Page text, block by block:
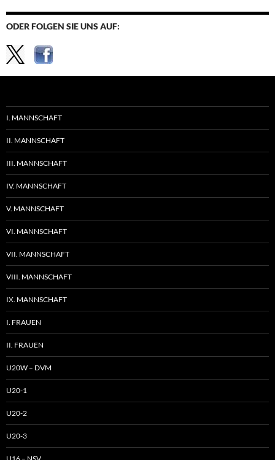
ODER FOLGEN SIE UNS AUF:
I. MANNSCHAFT
II. MANNSCHAFT
III. MANNSCHAFT
IV. MANNSCHAFT
V. MANNSCHAFT
VI. MANNSCHAFT
VII. MANNSCHAFT
VIII. MANNSCHAFT
IX. MANNSCHAFT
I. FRAUEN
II. FRAUEN
U20W – DVM
U20-1
U20-2
U20-3